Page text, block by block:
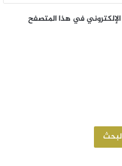
في هذا المتصفح